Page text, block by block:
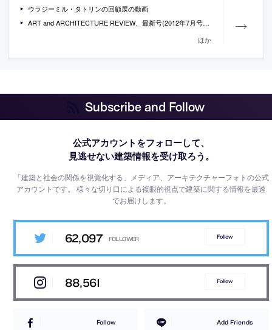
ウラジーミル・タトリンの回顧展の動画
ART and ARCHITECTURE REVIEW、最新号(2012年7月号)「もうひとつのスイス―新しい作家性」
ほか
Subscribe and Follow
公式アカウントをフォローして、
見逃せない建築情報を受け取ろう。
「建築と社会の関係を視覚化する」メディア、アーキテクチャーフォトの公式
アカウントです。様々な切り口による複眼的視点で建築に関する情報を最速
でお届けします。
62,097 Follow
88,561 Follow
Follow Add Friends